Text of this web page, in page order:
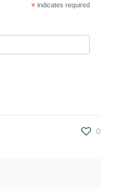
*indicates required
0